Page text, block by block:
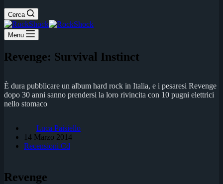
Cerca
Menu
Revenge: Survival Instinct
È dura pubblicare un album hard rock in Italia, e i pesaresi Revenge
dopo 30 anni sanno prendersi la loro rivincita con 10 pugni elettrici
nello stomaco
Luca Paisiello
14 Marzo 2014
Recensioni Cd
Revenge